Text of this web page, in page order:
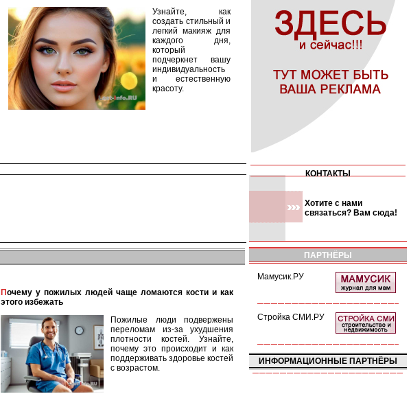
Узнайте, как
создать стильный и
легкий макияж для
каждого дня,
который
подчеркнет вашу
индивидуальность
и естественную
красоту.
КОНТАКТЫ
Хотите с нами
связаться? Вам сюда!
Почему у пожилых людей чаще ломаются кости и как
этого избежать
Пожилые люди подвержены
переломам из-за ухудшения
плотности костей. Узнайте,
почему это происходит и как
поддерживать здоровье костей
с возрастом.
ПАРТНЁРЫ
Мамусик.РУ
Стройка СМИ.РУ
ИНФОРМАЦИОННЫЕ ПАРТНЁРЫ